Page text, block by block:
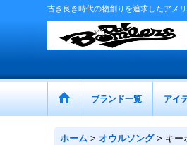
古き良き時代の物創りを追求したアメ
ブランド一覧 アイ
ホーム > オウルソング > キー